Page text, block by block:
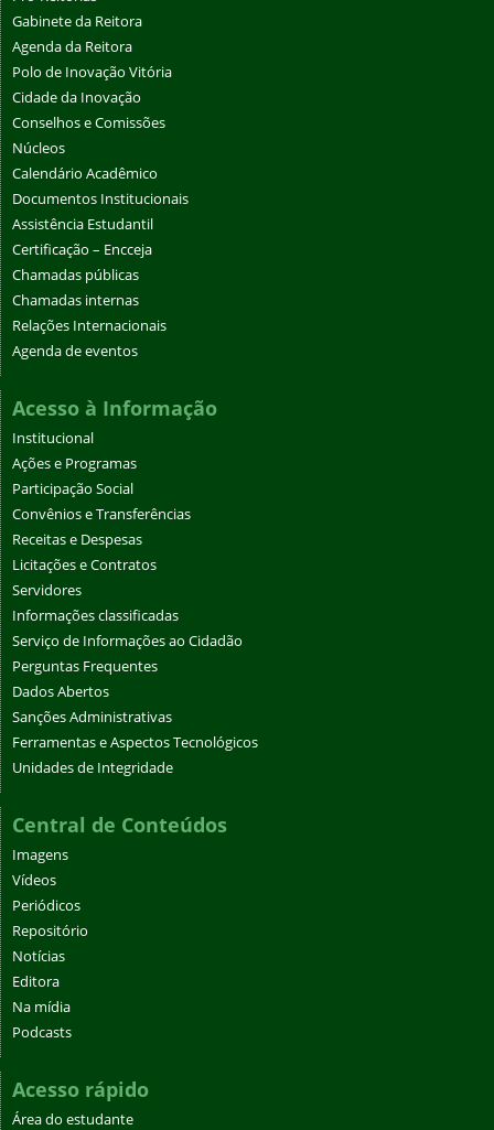
Gabinete da Reitora
Agenda da Reitora
Polo de Inovação Vitória
Cidade da Inovação
Conselhos e Comissões
Núcleos
Calendário Acadêmico
Documentos Institucionais
Assistência Estudantil
Certificação – Encceja
Chamadas públicas
Chamadas internas
Relações Internacionais
Agenda de eventos
Acesso à Informação
Institucional
Ações e Programas
Participação Social
Convênios e Transferências
Receitas e Despesas
Licitações e Contratos
Servidores
Informações classificadas
Serviço de Informações ao Cidadão
Perguntas Frequentes
Dados Abertos
Sanções Administrativas
Ferramentas e Aspectos Tecnológicos
Unidades de Integridade
Central de Conteúdos
Imagens
Vídeos
Periódicos
Repositório
Notícias
Editora
Na mídia
Podcasts
Acesso rápido
Área do estudante